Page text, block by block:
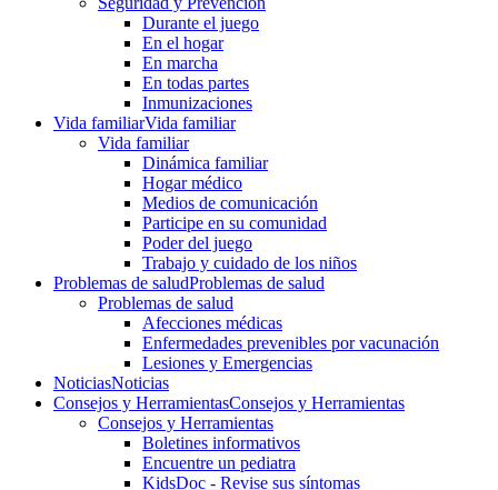
Durante el juego
En el hogar
En marcha
En todas partes
Inmunizaciones
Vida familiarVida familiar
Vida familiar
Dinámica familiar
Hogar médico
Medios de comunicación
Participe en su comunidad
Poder del juego
Trabajo y cuidado de los niños
Problemas de saludProblemas de salud
Problemas de salud
Afecciones médicas
Enfermedades prevenibles por vacunación
Lesiones y Emergencias
NoticiasNoticias
Consejos y HerramientasConsejos y Herramientas
Consejos y Herramientas
Boletines informativos
Encuentre un pediatra
KidsDoc - Revise sus síntomas